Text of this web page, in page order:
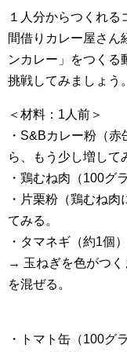
１人分からつくれる
間借りカレー屋さん
ンカレー」をつくる
挑戦してみましょう。
＜材料：1人前＞
・S&Bカレー粉（
ら、もう少し増して
・鶏むね肉（100グ
・片栗粉（鶏むね肉
てみる。
・タマネギ（約1個）
→ 玉ねぎを色がつく
を混ぜる。
・トマト缶（100グ